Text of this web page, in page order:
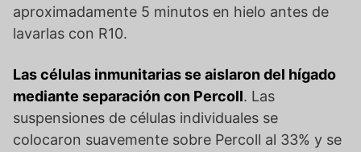
aproximadamente 5 minutos en hielo antes de
lavarlas con R10.
Las células inmunitarias se aislaron del hígado
mediante separación con Percoll. Las
suspensiones de células individuales se
colocaron suavemente sobre Percoll al 33% y se